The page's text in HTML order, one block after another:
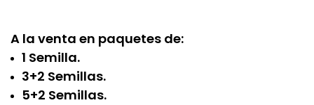
A la venta en paquetes de:
1 Semilla.
3+2 Semillas.
5+2 Semillas.